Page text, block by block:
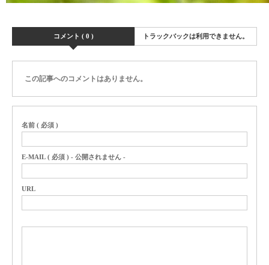
コメント ( 0 ) トラックバックは利用できません。
この記事へのコメントはありません。
名前 ( 必須 )
E-MAIL ( 必須 ) - 公開されません -
URL